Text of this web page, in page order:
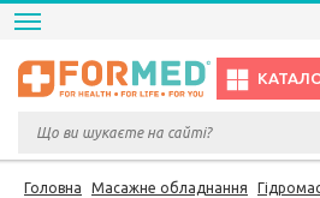
Головна Масажне обладнання